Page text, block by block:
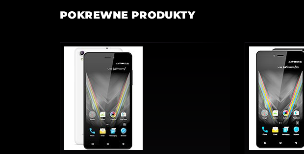
POKREWNE PRODUKTY